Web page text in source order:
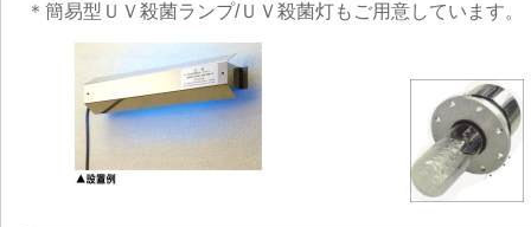
＊簡易型ＵＶ殺菌ランプ/ＵＶ殺菌灯もご用意しています。